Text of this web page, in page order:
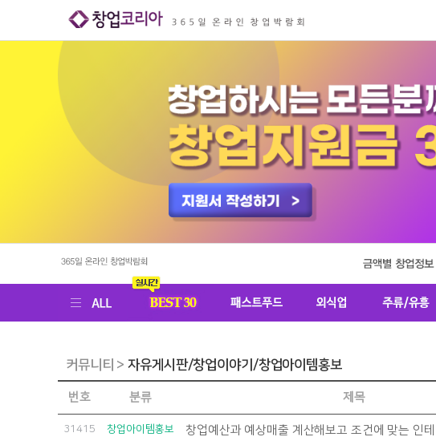
커뮤니티 > 자유게시판/창업이야기/창업아이템홍보
번호 분류 제목
31415 창업아이템홍보